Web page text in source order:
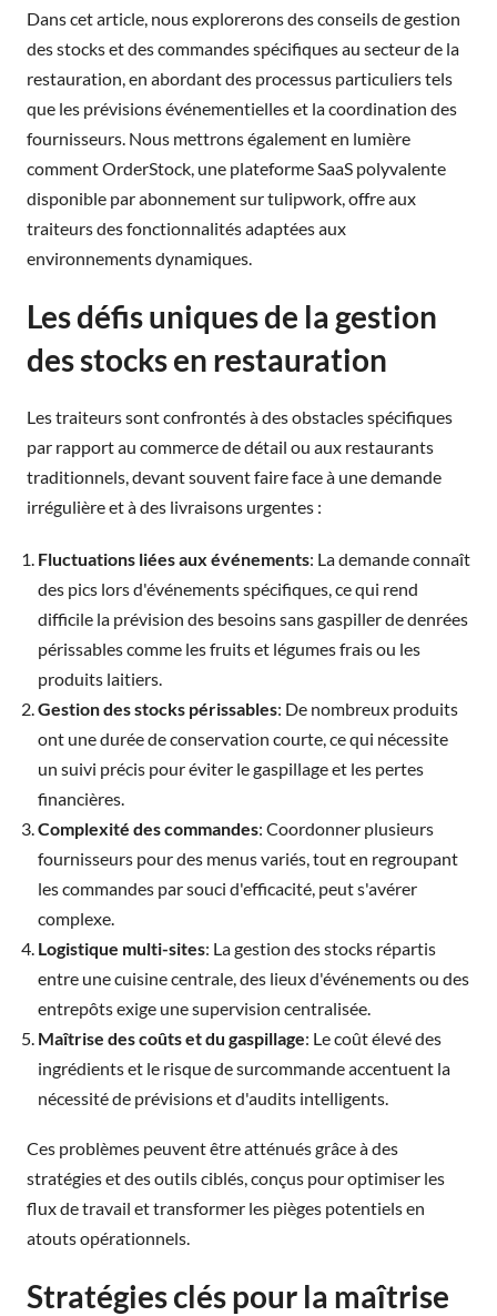
Dans cet article, nous explorerons des conseils de gestion
des stocks et des commandes spécifiques au secteur de la
restauration, en abordant des processus particuliers tels
que les prévisions événementielles et la coordination des
fournisseurs. Nous mettrons également en lumière
comment OrderStock, une plateforme SaaS polyvalente
disponible par abonnement sur tulipwork, offre aux
traiteurs des fonctionnalités adaptées aux
environnements dynamiques.
Les défis uniques de la gestion
des stocks en restauration
Les traiteurs sont confrontés à des obstacles spécifiques
par rapport au commerce de détail ou aux restaurants
traditionnels, devant souvent faire face à une demande
irrégulière et à des livraisons urgentes :
Fluctuations liées aux événements: La demande connaît
des pics lors d'événements spécifiques, ce qui rend
difficile la prévision des besoins sans gaspiller de denrées
périssables comme les fruits et légumes frais ou les
produits laitiers.
Gestion des stocks périssables: De nombreux produits
ont une durée de conservation courte, ce qui nécessite
un suivi précis pour éviter le gaspillage et les pertes
financières.
Complexité des commandes: Coordonner plusieurs
fournisseurs pour des menus variés, tout en regroupant
les commandes par souci d'efficacité, peut s'avérer
complexe.
Logistique multi-sites: La gestion des stocks répartis
entre une cuisine centrale, des lieux d'événements ou des
entrepôts exige une supervision centralisée.
Maîtrise des coûts et du gaspillage: Le coût élevé des
ingrédients et le risque de surcommande accentuent la
nécessité de prévisions et d'audits intelligents.
Ces problèmes peuvent être atténués grâce à des
stratégies et des outils ciblés, conçus pour optimiser les
flux de travail et transformer les pièges potentiels en
atouts opérationnels.
Stratégies clés pour la maîtrise